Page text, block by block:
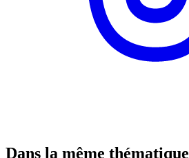
Dans la même thématique